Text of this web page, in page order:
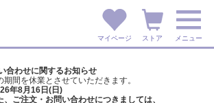
マイページ ストア メニュー
合わせに関するお知らせ
間を休業とさせていただきます。
年8月16日(日)
ご注文・お問い合わせにつきましては、